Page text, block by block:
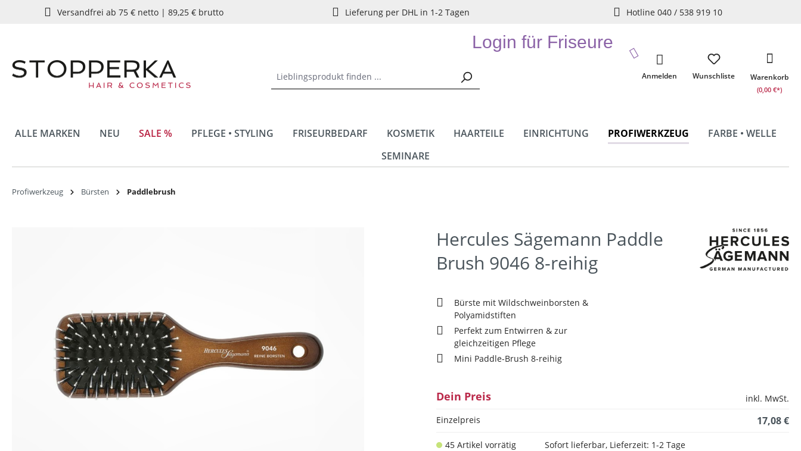
Zur Hauptnavigation springen
Versandfrei ab 75 € netto | 89,25 € brutto Lieferung per DHL in 1-2 Tagen Hotline 040 / 538 919 10
Login für Friseure
Wunschliste
Anmelden Warenkorb
(0,00 €*)
ALLE MARKEN NEU SALE % PFLEGE • STYLING FRISEURBEDARF KOSMETIK HAARTEILE EINRICHTUNG PROFIWERKZEUG
FARBE • WELLE
SEMINARE
Profiwerkzeug Bürsten Paddlebrush
Hercules Sägemann Paddle
Brush 9046 8-reihig
Bürste mit Wildschweinborsten &
Polyamidstiften
Perfekt zum Entwirren & zur
gleichzeitigen Pflege
Mini Paddle-Brush 8-reihig
Dein Preis
inkl. MwSt.
Einzelpreis
17,08 €
45 Artikel vorrätig
Sofort lieferbar, Lieferzeit: 1-2 Tage